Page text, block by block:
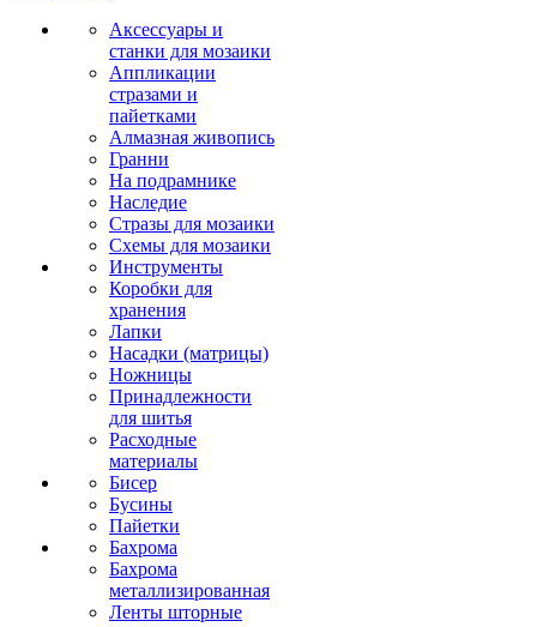
Аксессуары и
станки для мозаики
Аппликации
стразами и
пайетками
Алмазная живопись
Гранни
На подрамнике
Наследие
Стразы для мозаики
Схемы для мозаики
Инструменты
Коробки для
хранения
Лапки
Насадки (матрицы)
Ножницы
Принадлежности
для шитья
Расходные
материалы
Бисер
Бусины
Пайетки
Бахрома
Бахрома
металлизированная
Ленты шторные